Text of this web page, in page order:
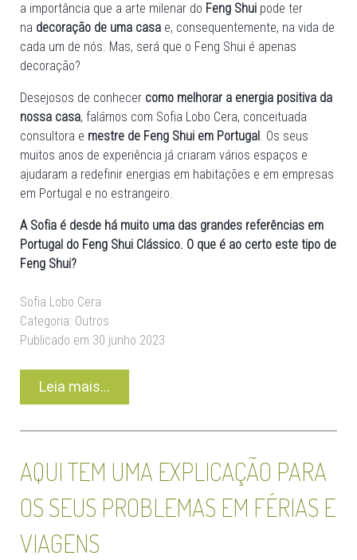
a importância que a arte milenar do Feng Shui pode ter
na decoração de uma casa e, consequentemente, na vida de
cada um de nós. Mas, será que o Feng Shui é apenas
decoração?
Desejosos de conhecer como melhorar a energia positiva da
nossa casa, falámos com Sofia Lobo Cera, conceituada
consultora e mestre de Feng Shui em Portugal. Os seus
muitos anos de experiência já criaram vários espaços e
ajudaram a redefinir energias em habitações e em empresas
em Portugal e no estrangeiro.
A Sofia é desde há muito uma das grandes referências em
Portugal do Feng Shui Clássico. O que é ao certo este tipo de
Feng Shui?
Sofia Lobo Cera
Categoria: Outros
Publicado em 30 junho 2023
Leia mais...
AQUI TEM UMA EXPLICAÇÃO PARA
OS SEUS PROBLEMAS EM FÉRIAS E
VIAGENS